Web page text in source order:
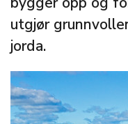
utgjør
jorda.